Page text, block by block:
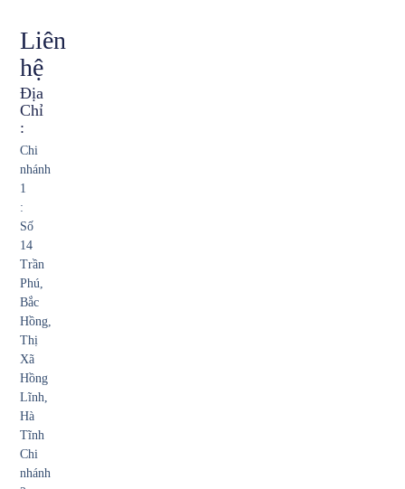
Liên
hệ
Địa
Chỉ
:
Chi
nhánh
1
:
Số
14
Trần
Phú,
Bắc
Hồng,
Thị
Xã
Hồng
Lĩnh,
Hà
Tĩnh
Chi
nhánh